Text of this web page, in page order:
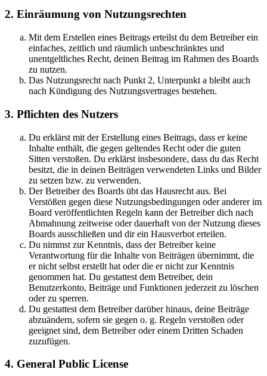
2. Einräumung von Nutzungsrechten
Mit dem Erstellen eines Beitrags erteilst du dem Betreiber ein
einfaches, zeitlich und räumlich unbeschränktes und
unentgeltliches Recht, deinen Beitrag im Rahmen des Boards
zu nutzen.
Das Nutzungsrecht nach Punkt 2, Unterpunkt a bleibt auch
nach Kündigung des Nutzungsvertrages bestehen.
3. Pflichten des Nutzers
Du erklärst mit der Erstellung eines Beitrags, dass er keine
Inhalte enthält, die gegen geltendes Recht oder die guten
Sitten verstoßen. Du erklärst insbesondere, dass du das Recht
besitzt, die in deinen Beiträgen verwendeten Links und Bilder
zu setzen bzw. zu verwenden.
Der Betreiber des Boards übt das Hausrecht aus. Bei
Verstößen gegen diese Nutzungsbedingungen oder anderer im
Board veröffentlichten Regeln kann der Betreiber dich nach
Abmahnung zeitweise oder dauerhaft von der Nutzung dieses
Boards ausschließen und dir ein Hausverbot erteilen.
Du nimmst zur Kenntnis, dass der Betreiber keine
Verantwortung für die Inhalte von Beiträgen übernimmt, die
er nicht selbst erstellt hat oder die er nicht zur Kenntnis
genommen hat. Du gestattest dem Betreiber, dein
Benutzerkonto, Beiträge und Funktionen jederzeit zu löschen
oder zu sperren.
Du gestattest dem Betreiber darüber hinaus, deine Beiträge
abzuändern, sofern sie gegen o. g. Regeln verstoßen oder
geeignet sind, dem Betreiber oder einem Dritten Schaden
zuzufügen.
4. General Public License